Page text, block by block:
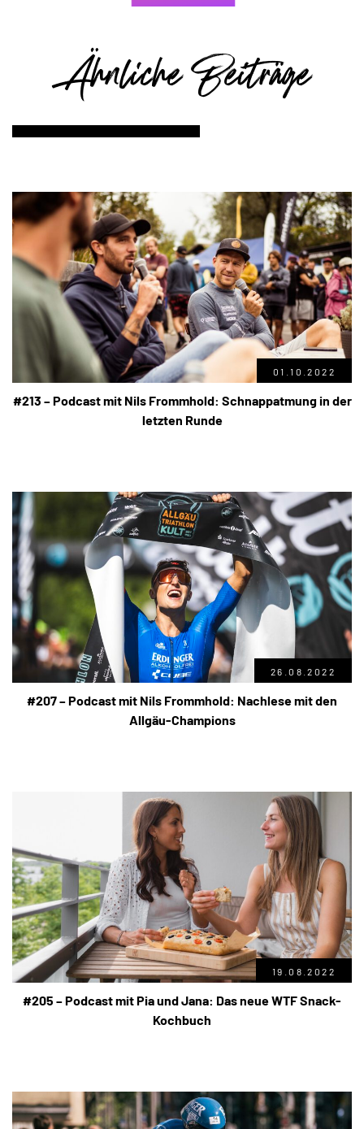
Ähnliche Beiträge
01.10.2022
#213 – Podcast mit Nils Frommhold: Schnappatmung in der
letzten Runde
26.08.2022
#207 – Podcast mit Nils Frommhold: Nachlese mit den
Allgäu-Champions
19.08.2022
#205 – Podcast mit Pia und Jana: Das neue WTF Snack-
Kochbuch